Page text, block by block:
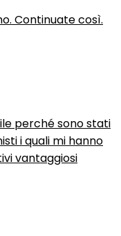
Continuate così.
perché sono stati
i quali mi hanno
vantaggiosi